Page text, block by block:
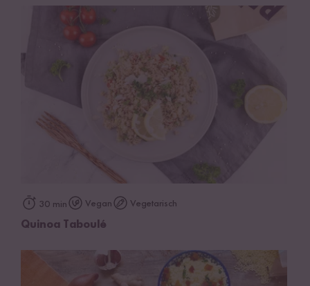
30 min Vegan Vegetarisch
Quinoa Taboulé